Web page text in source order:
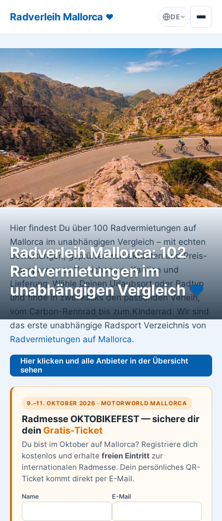
Radverleih Mallorca ♥ DE
Radverleih Mallorca: 102
Radvermietungen im
unabhängigen Vergleich♥️
Hier findest Du über 100 Radvermietungen auf
Mallorca im unabhängigen Vergleich – mit echten
Bewertungen, geprüften Kontaktdaten und Preis-
Transparenz zu Versicherung, Kaution und
Lieferung. Wähle Deinen Urlaubsort oder Radtyp
und finde in zwei Klicks den passenden Verleih,
vom Carbon-Rennrad bis zum Kinderrad. Wir sind
das erste unabhängige Radsport Verzeichnis von
Radvermietungen auf Mallorca.
Hier klicken und alle Anbieter in der Übersicht
sehen
9.–11. OKTOBER 2026 · MOTORWORLD MALLORCA
Radmesse OKTOBIKEFEST — sichere dir
dein Gratis-Ticket
Du bist im Oktober auf Mallorca? Registriere dich
kostenlos und erhalte freien Eintritt zur
internationalen Radmesse. Dein persönliches QR-
Ticket kommt direkt per E-Mail.
Name E-Mail